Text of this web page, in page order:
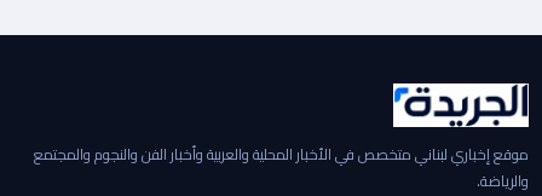
موقع إخباري لبناني متخصص في الأخبار المحلية والعربية وأخبار الفن والنجوم والمجتمع
والرياضة.